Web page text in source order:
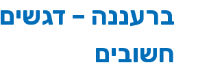
ברעננה – דגשים
חשובים